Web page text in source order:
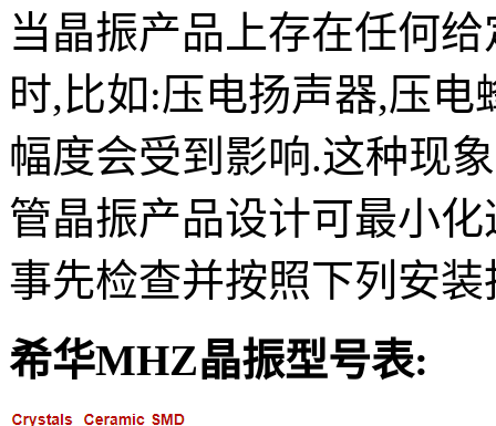
当晶振产品上存在任何
时,比如:压电扬声器,压
幅度会受到影响.这种现
管晶振产品设计可最小
事先检查并按照下列安
希华MHZ晶振型号表: